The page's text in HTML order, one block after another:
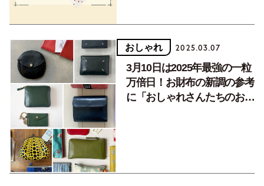
おしゃれ 2025.03.07
3月10日は2025年最強の一粒
万倍日！お財布の新調の参考
に「おしゃれさんたちのお財